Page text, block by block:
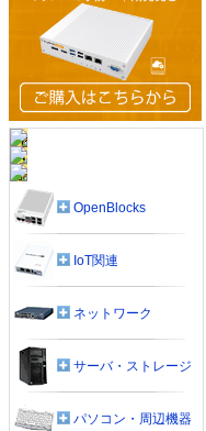
OpenBlocks
IoT関連
ネットワーク
サーバ・ストレージ
パソコン・周辺機器